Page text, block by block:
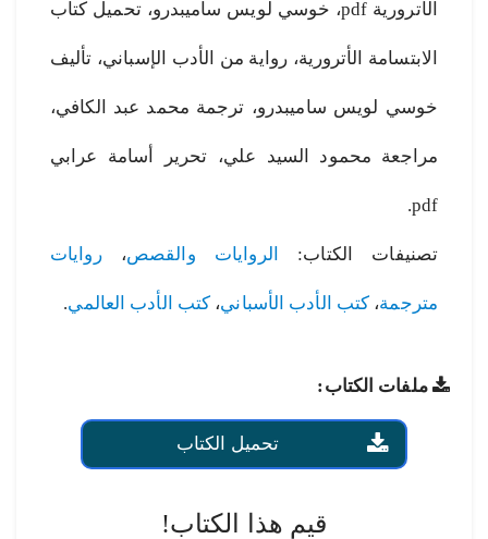
الأترورية pdf، خوسي لويس ساميبدرو، تحميل كتاب
الابتسامة الأترورية، رواية من الأدب الإسباني، تأليف
خوسي لويس ساميبدرو، ترجمة محمد عبد الكافي،
مراجعة محمود السيد علي، تحرير أسامة عرابي
pdf.
تصنيفات الكتاب: الروايات والقصص،روايات
مترجمة، كتب الأدب الأسباني، كتب الأدب العالمي.
ملفات الكتاب:
تحميل الكتاب
قيم هذا الكتاب!